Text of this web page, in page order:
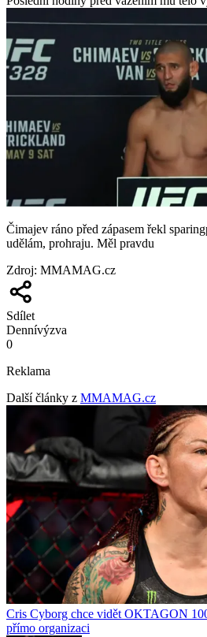
Čimajev ráno před zápasem řekl
udělám, prohraju. Měl pravdu
Zdroj: MMAMAG.cz
Sdílet
Dennívýzva
0
Reklama
Další články z MMAMAG.cz
Cris Cyborg chce vidět OKTAGON
přímo organizaci